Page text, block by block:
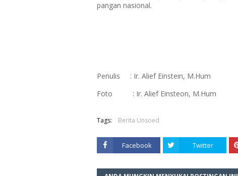
pangan nasional.
Penulis : Ir. Alief Einstein, M.Hum
Foto : Ir. Alief Einsteon, M.Hum
Tags: Berita Unsoed
Facebook Twitter